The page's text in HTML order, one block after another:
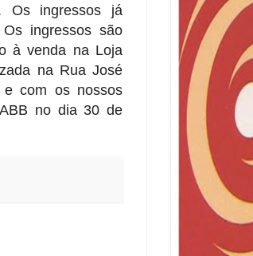
Os ingressos já
ingressos são
à venda na Loja
na Rua José
e com os nossos
no dia 30 de